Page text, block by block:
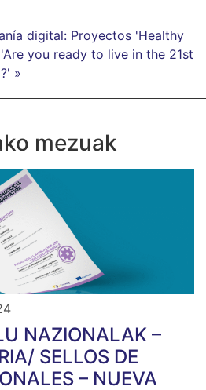
digital: Proyectos 'Healthy
you ready to live in the 21st
»
mezuak
NAZIONALAK –
SELLOS DE
– NUEVA